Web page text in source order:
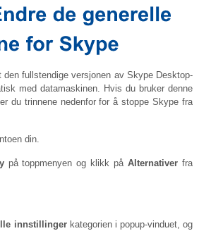
den fullstendige versjonen av Skype Desktop-
med datamaskinen. Hvis du bruker denne
du trinnene nedenfor for å stoppe Skype fra
din.
på toppmenyen og klikk påAlternativer fra
innstillingerkategorien i popup-vinduet, og